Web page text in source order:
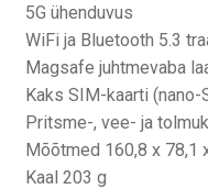
5G ühenduvus
WiFi ja Bluetooth 5.3
Magsafe juhtmevaba
Kaks SIM-kaarti (nano-
Pritsme-, vee- ja
Mõõtmed 160,8 x 78,1
Kaal 203 g